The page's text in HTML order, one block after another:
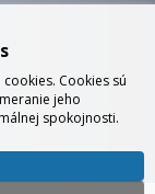
Cookies sú
jeho
spokojnosti.